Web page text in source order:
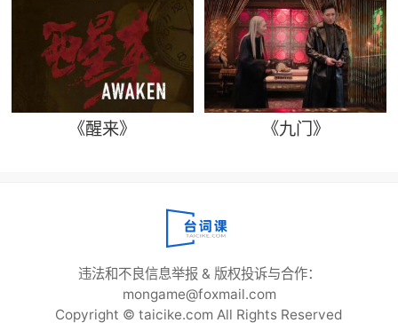
《醒来》 《九门》
违法和不良信息举报 & 版权投诉与合作：
mongame@foxmail.com
Copyright © taicike.com All Rights Reserved